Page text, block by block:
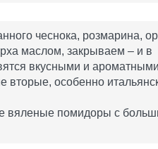
чеснока, розмарина,
маслом, закрываем – и в
вкусными и
вторые, особенно
вяленые помидоры с